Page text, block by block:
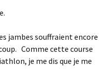
jambes souffraient encore
Comme cette course
je me dis que je me